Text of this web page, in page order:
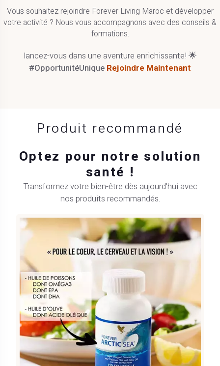
Vous souhaitez rejoindre Forever Living Maroc et développer
votre activité ? Nous vous accompagnons avec des conseils &
formations.
lancez-vous dans une aventure enrichissante! 🌟
#OpportunitéUnique Rejoindre Maintenant
Produit recommandé
Optez pour notre solution
santé !
Transformez votre bien-être dès aujourd'hui avec
nos produits recommandés.